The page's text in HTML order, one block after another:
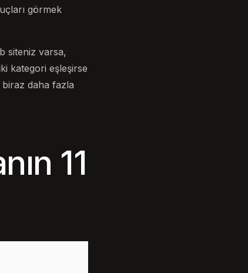
görmek
siteniz varsa,
kategori eşleşirse
daha fazla
11